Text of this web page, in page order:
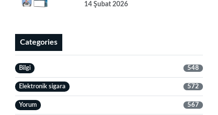
14 Şubat 2026
Categories
Bilgi 548
Elektronik sigara 572
Yorum 567